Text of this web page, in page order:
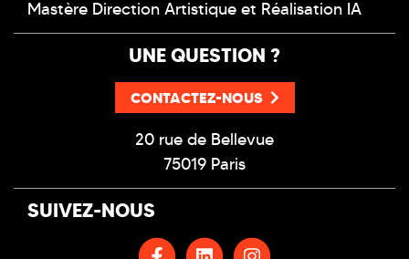
Mastère Direction Artistique et Réalisation IA
UNE QUESTION ?
CONTACTEZ-NOUS
20 rue de Bellevue
75019 Paris
SUIVEZ-NOUS